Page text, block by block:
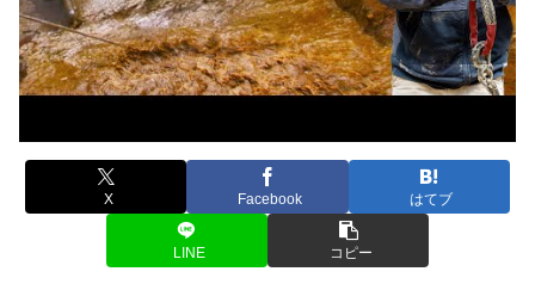
X Facebook はてブ
LINE コピー